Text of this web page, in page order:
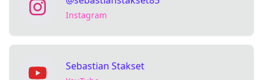
Instagram
Sebastian Stakset